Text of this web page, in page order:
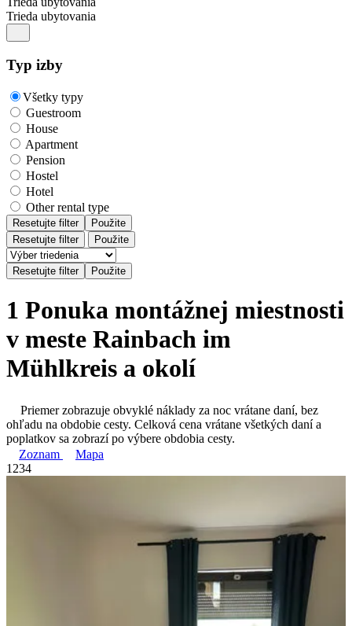
Trieda ubytovania
Typ izby
Všetky typy
Guestroom
House
Apartment
Pension
Hostel
Hotel
Other rental type
Resetujte filter
Použite
Resetujte filter
Použite
1 Ponuka montážnej miestnosti
v meste Rainbach im
Mühlkreis a okolí
Priemer zobrazuje obvyklé náklady za noc vrátane daní, bez
ohľadu na obdobie cesty. Celková cena vrátane všetkých daní a
poplatkov sa zobrazí po výbere obdobia cesty.
Zoznam
Mapa
1 234